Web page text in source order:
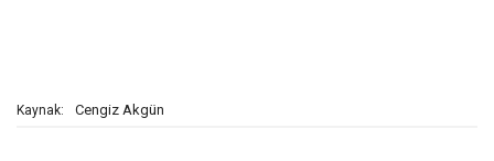
Kaynak: Cengiz Akgün